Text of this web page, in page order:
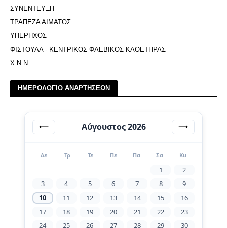
ΣΥΝΕΝΤΕΥΞΗ
ΤΡΑΠΕΖΑ ΑΙΜΑΤΟΣ
ΥΠΕΡΗΧΟΣ
ΦΙΣΤΟΥΛΑ - ΚΕΝΤΡΙΚΟΣ ΦΛΕΒΙΚΟΣ ΚΑΘΕΤΗΡΑΣ
Χ.Ν.Ν.
ΗΜΕΡΟΛΟΓΙΟ ΑΝΑΡΤΗΣΕΩΝ
⟵ Αύγουστος 2026 ⟶
Δε Τρ Τε Πε Πα Σα Κυ
1
2
3
4 5 6 7 8
9
10
11 12 13 14 15
16
17
18 19 20 21 22
23
24
25 26 27 28 29
30